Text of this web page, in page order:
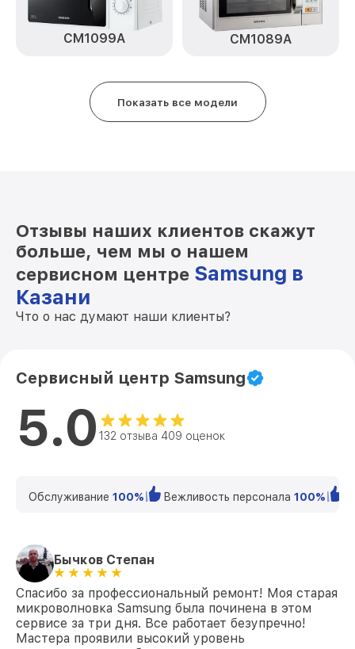
CM1099A CM1089A
Показать все модели
Отзывы наших клиентов скажут
больше, чем мы о нашем
сервисном центре Samsung в
Казани
Что о нас думают наши клиенты?
Сервисный центр Samsung
5.0 132 отзыва 409 оценок
Обслуживание 100% Вежливость персонала 100%
Бычков Степан
Спасибо за профессиональный ремонт! Моя старая
микроволновка Samsung была починена в этом
сервисе за три дня. Все работает безупречно!
Мастера проявили высокий уровень